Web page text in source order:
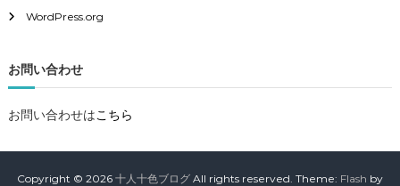
WordPress.org
お問い合わせ
お問い合わせはこちら
Copyright © 2026 十人十色ブログ All rights reserved. Theme: Flash by